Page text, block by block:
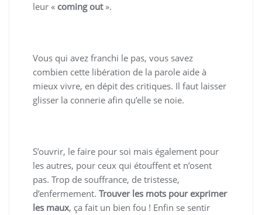
leur « coming out».
Vous qui avez franchi le pas, vous savez
combien cette libération de la parole aide à
mieux vivre, en dépit des critiques. Il faut laisser
glisser la connerie afin qu’elle se noie.
S’ouvrir, le faire pour soi mais également pour
les autres, pour ceux qui étouffent et n’osent
pas. Trop de souffrance, de tristesse,
d’enfermement. Trouver les mots pour exprimer
les maux, ça fait un bien fou ! Enfin se sentir